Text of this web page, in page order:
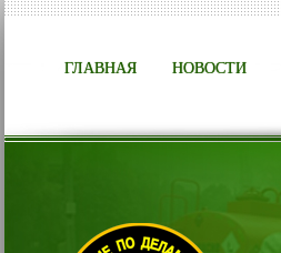
ГЛАВНАЯ НОВОСТИ